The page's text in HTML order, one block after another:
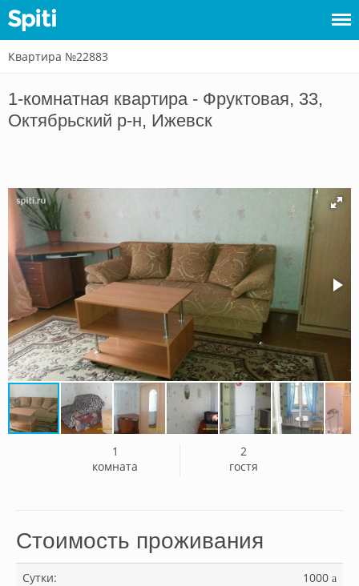
Войти
Сдать
Квартира №22883
1-комнатная квартира - Фруктовая, 33,
Октябрьский р-н, Ижевск
1
комната
2
гостя
Стоимость проживания
Сутки: 1000 a